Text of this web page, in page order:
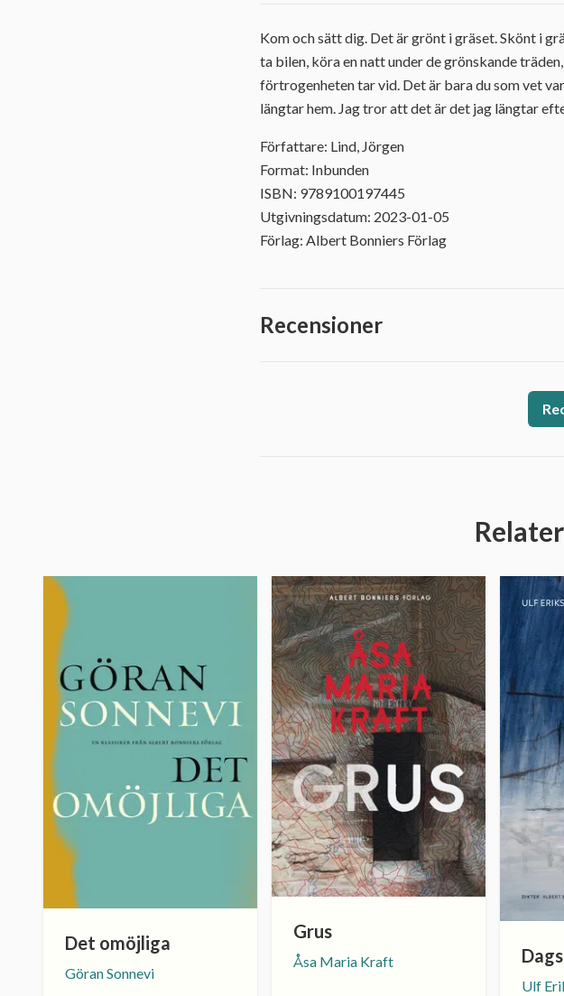
Kom och sätt dig. Det är grönt i gräset. Skönt i
ta bilen, köra en natt under de grönskande
förtrogenheten tar vid. Det är bara du som vet
längtar hem. Jag tror att det är det jag längtar
Författare: Lind, Jörgen
Format: Inbunden
ISBN: 9789100197445
Utgivningsdatum: 2023-01-05
Förlag: Albert Bonniers Förlag
Recensioner
Det omöjliga
Göran Sonnevi
Grus
Åsa Maria Kraft
Ulf